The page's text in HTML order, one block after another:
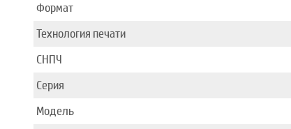
Формат
Технология печати
СНПЧ
Серия
Модель